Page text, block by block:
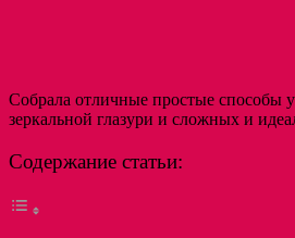
Собрала отличные простые способы
зеркальной глазури и сложных и
Содержание статьи: